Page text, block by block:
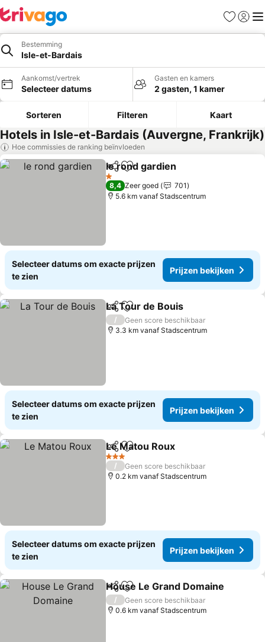
Favorieten
Bestemming
Isle-et-Bardais
Aankomst/vertrek
Selecteer datums
Gasten en kamers
2 gasten, 1 kamer
Sorteren Filteren Kaart
Hotels in Isle-et-Bardais (Auvergne, Frankrijk)
Hoe commissies de ranking beïnvloeden
DelenToevoegen aan favorieten
le rond gardien
1 Sterren
8,4 Zeer goed
701
5.6 km vanaf Stadscentrum
Selecteer datums om exacte prijzen
te zien
Prijzen bekijken
DelenToevoegen aan favorieten
La Tour de Bouis
/
Geen score beschikbaar
3.3 km vanaf Stadscentrum
Selecteer datums om exacte prijzen
te zien
Prijzen bekijken
DelenToevoegen aan favorieten
Le Matou Roux
3 Sterren
/
Geen score beschikbaar
0.2 km vanaf Stadscentrum
Selecteer datums om exacte prijzen
te zien
Prijzen bekijken
DelenToevoegen aan favorieten
House Le Grand Domaine
/
Geen score beschikbaar
0.6 km vanaf Stadscentrum